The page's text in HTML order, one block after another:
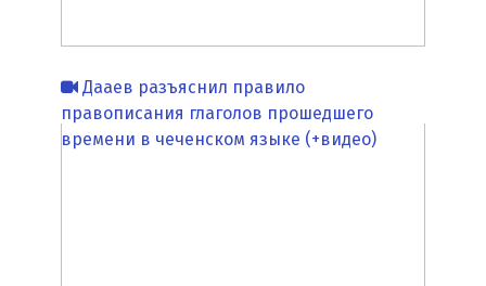
Дааев разъяснил правило
правописания глаголов прошедшего
времени в чеченском языке (+видео)